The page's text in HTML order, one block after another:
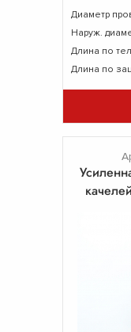
Диаметр
Наруж.
Длина по
Длина по